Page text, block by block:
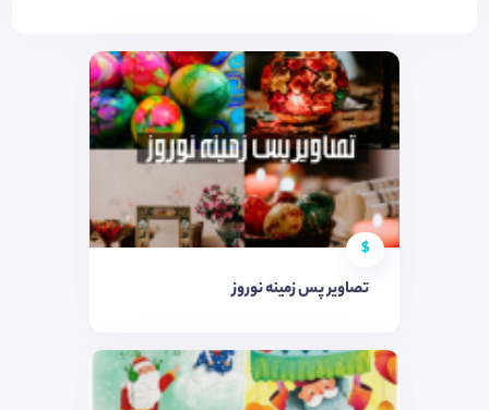
$
تصاویر پس زمینه نوروز